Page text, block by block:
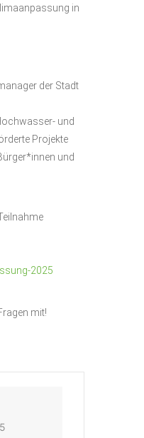
in
der Stadt
und
Projekte
und
2025
mit!